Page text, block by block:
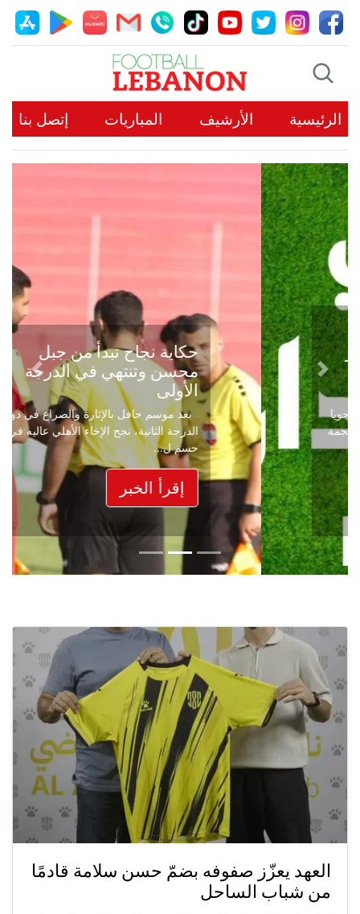
الرئيسية الأرشيف المباريات إتصل بنا
حكاية نجاح تبدأ من جبل
محسن وتنتهي في الدرجة
الأولى
بعد موسم حافل بالإثارة والصراع في دوري
الدرجة الثانية، نجح الإخاء الأهلي عاليه في
حسم ل...
إقرأ الخبر
Previous
Next
العهد يعزّز صفوفه بضمّ حسن سلامة قادمًا
من شباب الساحل